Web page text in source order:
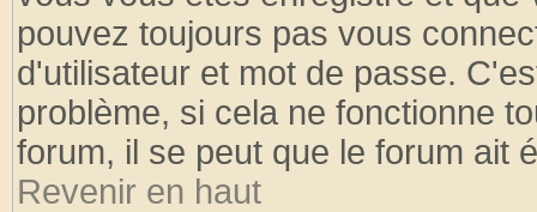
pouvez toujours pas vous
d'utilisateur et mot de passe.
problème, si cela ne fonctionne
forum, il se peut que le forum ait
Revenir en haut